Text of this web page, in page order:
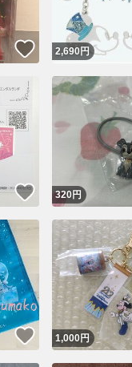
いいね！
2,690円
いいね！
320円
いいね！
1,000円